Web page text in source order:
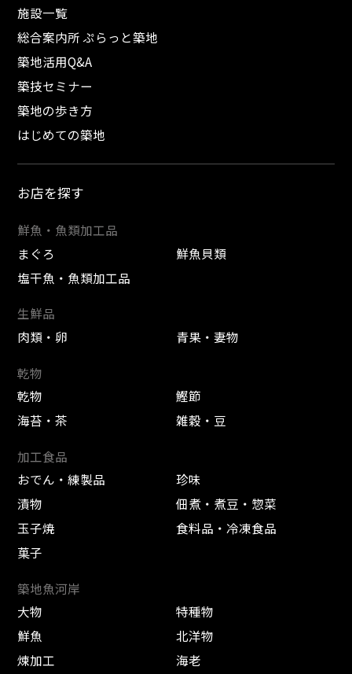
施設一覧
総合案内所 ぷらっと築地
築地活用Q&A
築技セミナー
築地の歩き方
はじめての築地
お店を探す
鮮魚・魚類加工品
まぐろ
鮮魚貝類
塩干魚・魚類加工品
生鮮品
肉類・卵
青果・妻物
乾物
乾物
鰹節
海苔・茶
雑穀・豆
加工食品
おでん・練製品
珍味
漬物
佃煮・煮豆・惣菜
玉子焼
食料品・冷凍食品
菓子
築地魚河岸
大物
特種物
鮮魚
北洋物
煉加工
海老